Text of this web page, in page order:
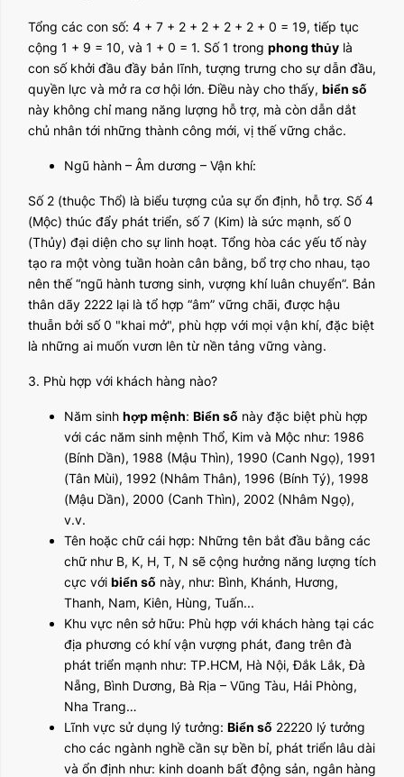
Tổng các con số: 4 + 7 + 2 + 2 + 2 + 2 + 0 = 19, tiếp tục
cộng 1 + 9 = 10, và 1 + 0 = 1. Số 1 trong phong thủy là
con số khởi đầu đầy bản lĩnh, tượng trưng cho sự dẫn đầu,
quyền lực và mở ra cơ hội lớn. Điều này cho thấy, biển số
này không chỉ mang năng lượng hỗ trợ, mà còn dẫn dắt
chủ nhân tới những thành công mới, vị thế vững chắc.
Ngũ hành – Âm dương – Vận khí:
Số 2 (thuộc Thổ) là biểu tượng của sự ổn định, hỗ trợ. Số 4
(Mộc) thúc đẩy phát triển, số 7 (Kim) là sức mạnh, số 0
(Thủy) đại diện cho sự linh hoạt. Tổng hòa các yếu tố này
tạo ra một vòng tuần hoàn cân bằng, bổ trợ cho nhau, tạo
nên thế “ngũ hành tương sinh, vượng khí luân chuyển”. Bản
thân dãy 2222 lại là tổ hợp “âm” vững chãi, được hậu
thuẫn bởi số 0 "khai mở", phù hợp với mọi vận khí, đặc biệt
là những ai muốn vươn lên từ nền tảng vững vàng.
3. Phù hợp với khách hàng nào?
Năm sinh hợp mệnh: Biển số này đặc biệt phù hợp
với các năm sinh mệnh Thổ, Kim và Mộc như: 1986
(Bính Dần), 1988 (Mậu Thìn), 1990 (Canh Ngọ), 1991
(Tân Mùi), 1992 (Nhâm Thân), 1996 (Bính Tý), 1998
(Mậu Dần), 2000 (Canh Thìn), 2002 (Nhâm Ngọ),
v.v.
Tên hoặc chữ cái hợp: Những tên bắt đầu bằng các
chữ như B, K, H, T, N sẽ cộng hưởng năng lượng tích
cực với biển số này, như: Bình, Khánh, Hương,
Thanh, Nam, Kiên, Hùng, Tuấn...
Khu vực nên sở hữu: Phù hợp với khách hàng tại các
địa phương có khí vận vượng phát, đang trên đà
phát triển mạnh như: TP.HCM, Hà Nội, Đắk Lắk, Đà
Nẵng, Bình Dương, Bà Rịa – Vũng Tàu, Hải Phòng,
Nha Trang…
Lĩnh vực sử dụng lý tưởng: Biển số 22220 lý tưởng
cho các ngành nghề cần sự bền bỉ, phát triển lâu dài
và ổn định như: kinh doanh bất động sản, ngân hàng